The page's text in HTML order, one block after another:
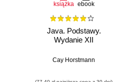
książka ebook
Java. Podstawy.
Wydanie XII
Cay Horstmann